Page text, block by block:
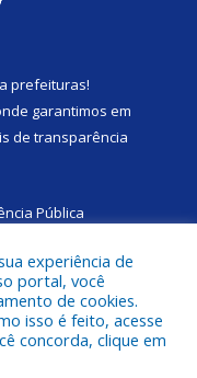
prefeituras!
garantimos em
de transparência
Pública
de Rondon do
experiência de
portal, você
de cookies.
isso é feito, acesse
concorda, clique em